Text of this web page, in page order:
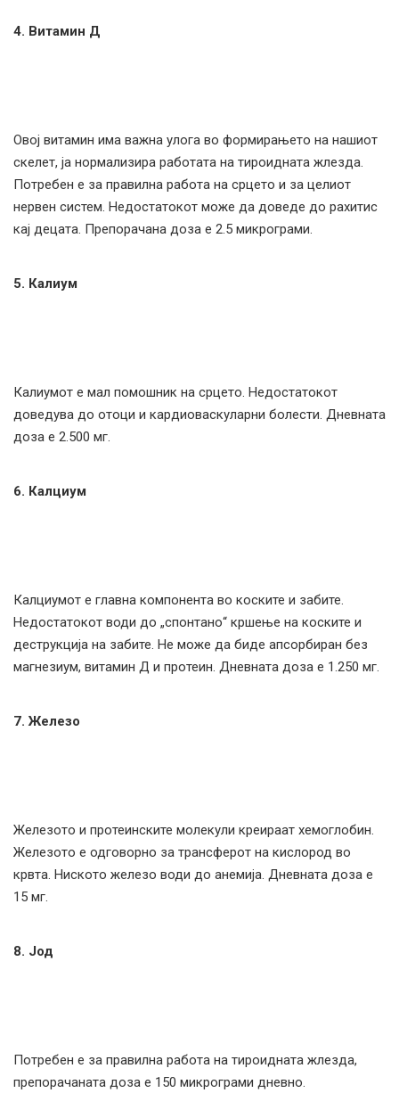
4. Витамин Д
Овој витамин има важна улога во формирањето на нашиот
скелет, ја нормализира работата на тироидната жлезда.
Потребен е за правилна работа на срцето и за целиот
нервен систем. Недостатокот може да доведе до рахитис
кај децата. Препорачана доза е 2.5 микрограми.
5. Калиум
Калиумот е мал помошник на срцето. Недостатокот
доведува до отоци и кардиоваскуларни болести. Дневната
доза е 2.500 мг.
6. Калциум
Калциумот е главна компонента во коските и забите.
Недостатокот води до „спонтано“ кршење на коските и
деструкција на забите. Не може да биде апсорбиран без
магнезиум, витамин Д и протеин. Дневната доза е 1.250 мг.
7. Железо
Железото и протеинските молекули креираат хемоглобин.
Железото е одговорно за трансферот на кислород во
крвта. Ниското железо води до анемија. Дневната доза е
15 мг.
8. Јод
Потребен е за правилна работа на тироидната жлезда,
препорачаната доза е 150 микрограми дневно.